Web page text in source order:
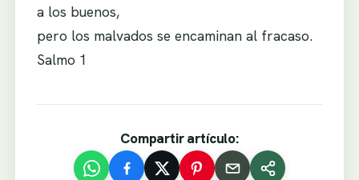
a los buenos,
pero los malvados se encaminan al fracaso.
Salmo 1
Compartir artículo: